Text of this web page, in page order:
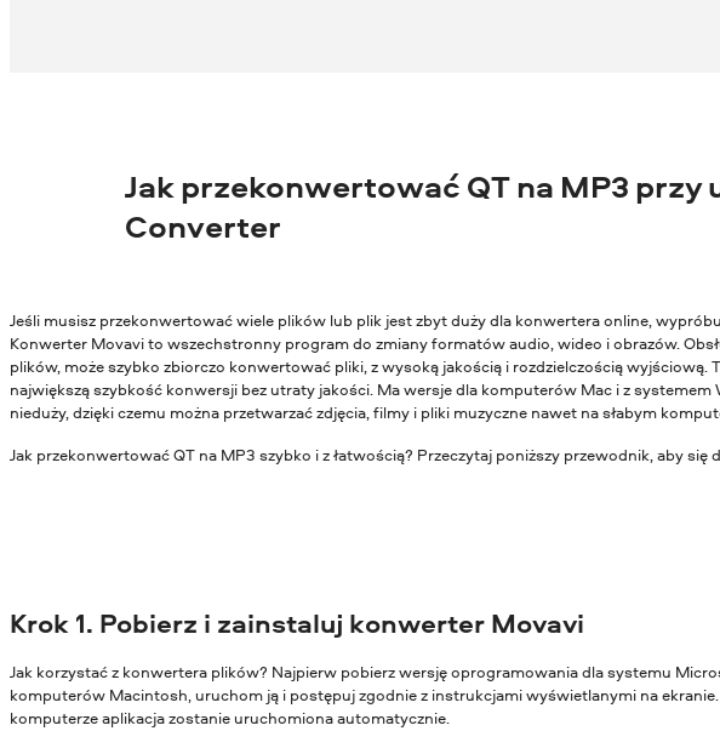
Jak przekonwertować QT na MP3 przy
Converter
Jeśli musisz przekonwertować wiele plików lub plik jest zbyt duży dla konwertera online,
Konwerter Movavi to wszechstronny program do zmiany formatów audio, wideo i obrazów.
plików, może szybko zbiorczo konwertować pliki, z wysoką jakością i rozdzielczością wyjściową.
największą szybkość konwersji bez utraty jakości. Ma wersje dla komputerów Mac i z
nieduży, dzięki czemu można przetwarzać zdjęcia, filmy i pliki muzyczne nawet na słabym
Jak przekonwertować QT na MP3 szybko i z łatwością? Przeczytaj poniższy przewodnik, aby się
Krok 1. Pobierz i zainstaluj konwerter Movavi
Jak korzystać z konwertera plików? Najpierw pobierz wersję oprogramowania dla systemu
komputerów Macintosh, uruchom ją i postępuj zgodnie z instrukcjami wyświetlanymi na
komputerze aplikacja zostanie uruchomiona automatycznie.